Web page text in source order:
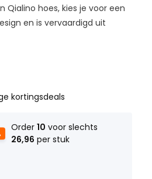
Qialino hoes, kies je voor een
en is vervaardigd uit
kortingsdeals
Order 10 voor slechts
26,96 per stuk